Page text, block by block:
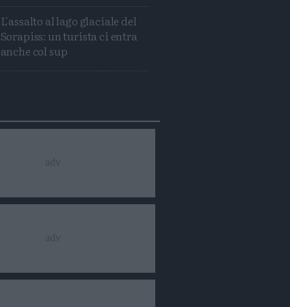
L'assalto al lago glaciale del
Sorapiss: un turista ci entra
anche col sup